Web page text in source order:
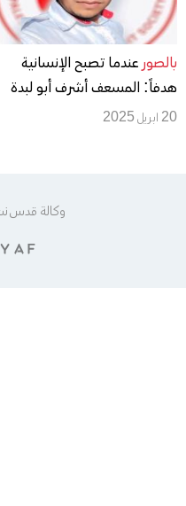
بالصور عندما تصبح الإنسانية
هدفاً: المسعف أشرف أبو لبدة
منقذ الأرواح الذي لم يجد من
20 ابريل 2025
وكالة قدس نت